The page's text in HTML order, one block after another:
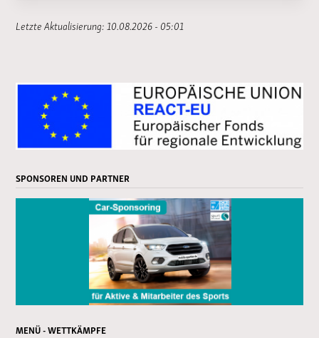
Letzte Aktualisierung: 10.08.2026 - 05:01
SPONSOREN UND PARTNER
MENÜ - WETTKÄMPFE